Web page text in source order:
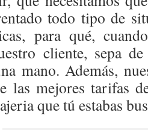
todo tipo de
para qué,
cliente, sepa
mano. Además,
las mejores tarifas
que tú estabas